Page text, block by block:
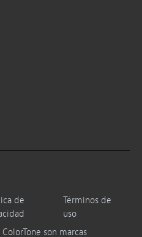
de
Términos de
uso
son marcas